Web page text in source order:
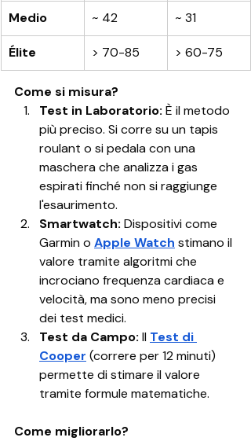
Medio ~ 42 ~ 31
Élite > 70-85 > 60-75
Come si misura?
Test in Laboratorio: È il metodo
più preciso. Si corre su un tapis
roulant o si pedala con una
maschera che analizza i gas
espirati finché non si raggiunge
l'esaurimento.
Smartwatch: Dispositivi come
Garmin o Apple Watch stimano il
valore tramite algoritmi che
incrociano frequenza cardiaca e
velocità, ma sono meno precisi
dei test medici.
Test da Campo: Il Test di
Cooper (correre per 12 minuti)
permette di stimare il valore
tramite formule matematiche.
Come migliorarlo?